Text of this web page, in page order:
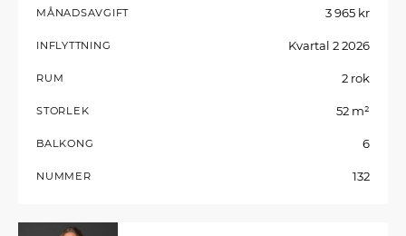
MÅNADSAVGIFT 3 965 kr
INFLYTTNING Kvartal 2 2026
RUM 2 rok
STORLEK 52 m²
BALKONG 6
NUMMER 132